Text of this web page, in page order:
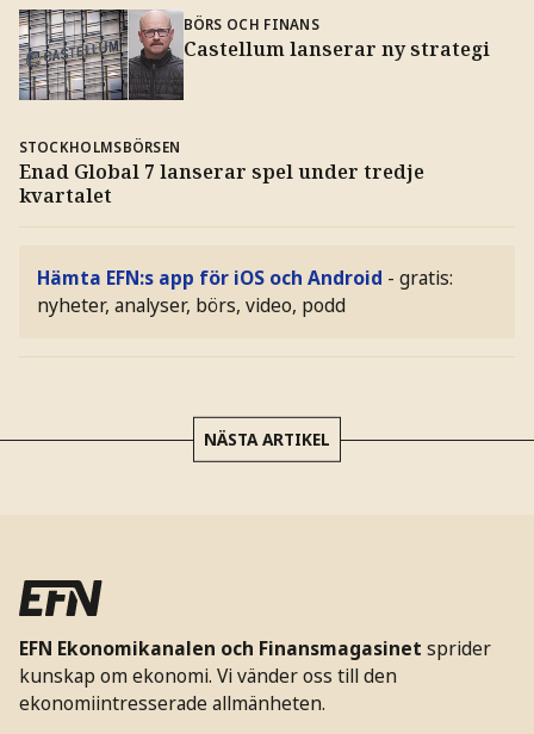
BÖRS OCH FINANS
Castellum lanserar ny strategi
STOCKHOLMSBÖRSEN
Enad Global 7 lanserar spel under tredje
kvartalet
Hämta EFN:s app för iOS och Android - gratis:
nyheter, analyser, börs, video, podd
NÄSTA ARTIKEL
EFN Ekonomikanalen och Finansmagasinet sprider
kunskap om ekonomi. Vi vänder oss till den
ekonomiintresserade allmänheten.